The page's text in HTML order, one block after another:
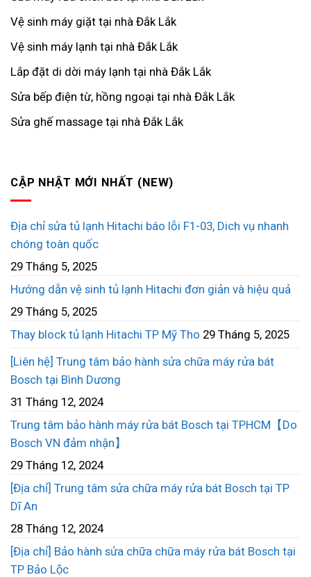
Vệ sinh máy giặt tại nhà Đắk Lắk
Vệ sinh máy lạnh tại nhà Đắk Lắk
Lắp đặt di dời máy lạnh tại nhà Đắk Lắk
Sửa bếp điện từ, hồng ngoại tại nhà Đắk Lắk
Sửa ghế massage tại nhà Đắk Lắk
CẬP NHẬT MỚI NHẤT (NEW)
Địa chỉ sửa tủ lạnh Hitachi báo lỗi F1-03, Dich vụ nhanh
chóng toàn quốc
29 Tháng 5, 2025
Hướng dẫn vệ sinh tủ lạnh Hitachi đơn giản và hiệu quả
29 Tháng 5, 2025
Thay block tủ lạnh Hitachi TP Mỹ Tho 29 Tháng 5, 2025
[Liên hệ] Trung tâm bảo hành sửa chữa máy rửa bát
Bosch tại Bình Dương
31 Tháng 12, 2024
Trung tâm bảo hành máy rửa bát Bosch tại TPHCM【Do
Bosch VN đảm nhận】
29 Tháng 12, 2024
[Địa chỉ] Trung tâm sửa chữa máy rửa bát Bosch tại TP
Dĩ An
28 Tháng 12, 2024
[Địa chỉ] Bảo hành sửa chữa chữa máy rửa bát Bosch tại
TP Bảo Lộc